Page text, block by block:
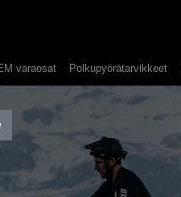
varaosat Polkupyörätarvikkeet